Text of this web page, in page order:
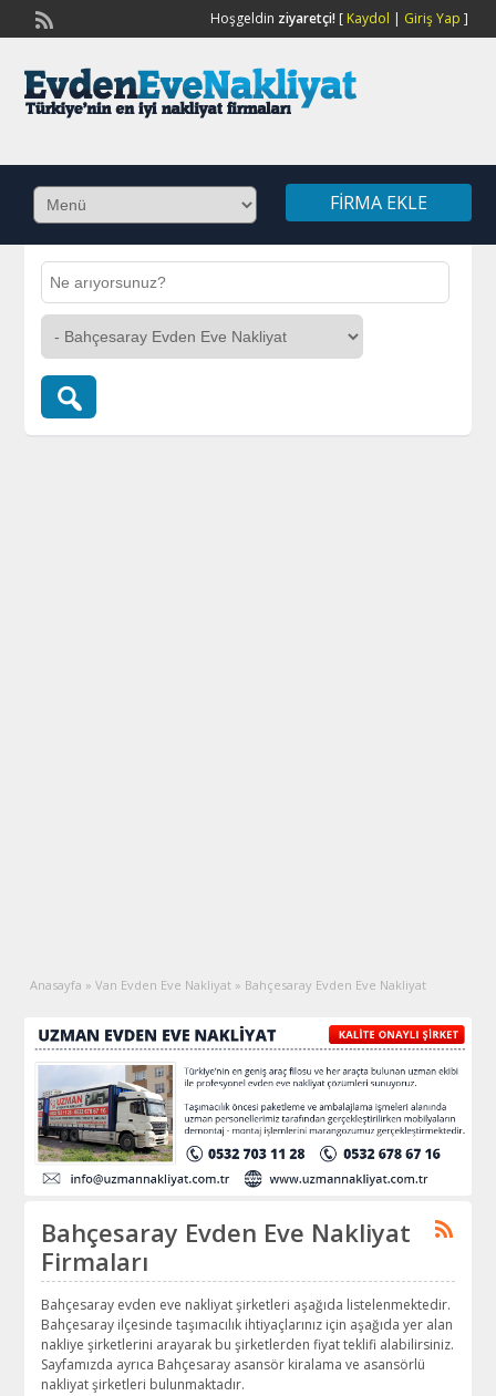
Hoşgeldin ziyaretçi![ Kaydol | Giriş Yap ]
FIRMA EKLE
Anasayfa » Van Evden Eve Nakliyat » Bahçesaray Evden Eve Nakliyat
Bahçesaray Evden Eve Nakliyat
Firmaları
Bahçesaray evden eve nakliyat şirketleri aşağıda listelenmektedir.
Bahçesaray ilçesinde taşımacılık ihtiyaçlarınız için aşağıda yer alan
nakliye şirketlerini arayarak bu şirketlerden fiyat teklifi alabilirsiniz.
Sayfamızda ayrıca Bahçesaray asansör kiralama ve asansörlü
nakliyat şirketleri bulunmaktadır.